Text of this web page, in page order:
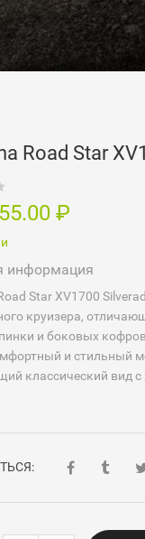
Road Star
₽
информация
Star XV1700
круизера,
и боковых
и стильный
классический вид